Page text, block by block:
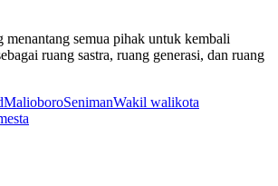
menantang semua pihak untuk kembali
ruang sastra, ruang generasi, dan ruang
MalioboroSenimanWakil walikota